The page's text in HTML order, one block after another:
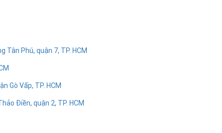
Tân Phú, quận 7, TP. HCM
Gò Vấp, TP. HCM
Điền, quận 2, TP. HCM